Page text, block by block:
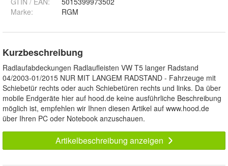
Marke:
RGM
Kurzbeschreibung
Radlaufabdeckungen Radlaufleisten VW T5 langer Radstand
04/2003-01/2015 NUR MIT LANGEM RADSTAND - Fahrzeuge mit
Schiebetür rechts oder auch Schiebetüren rechts und links. Da über
mobile Endgeräte hier auf hood.de keine ausführliche Beschreibung
möglich ist, empfehlen wir Ihnen diesen Artikel auf www.hood.de
über Ihren PC oder Notebook anzuschauen.
Artikelbeschreibung anzeigen